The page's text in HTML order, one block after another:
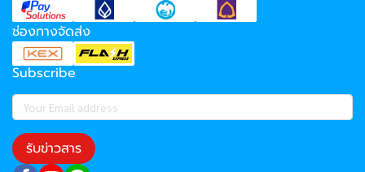
ช่องทางจัดส่ง
Subscribe
รับข่าวสาร